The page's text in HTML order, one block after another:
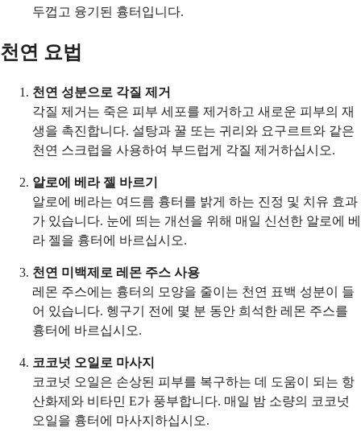
두껍고 융기된 흉터입니다.
천연 요법
천연 성분으로 각질 제거
각질 제거는 죽은 피부 세포를 제거하고 새로운 피부의 재
생을 촉진합니다. 설탕과 꿀 또는 귀리와 요구르트와 같은
천연 스크럽을 사용하여 부드럽게 각질 제거하십시오.
알로에 베라 젤 바르기
알로에 베라는 여드름 흉터를 밝게 하는 진정 및 치유 효과
가 있습니다. 눈에 띄는 개선을 위해 매일 신선한 알로에 베
라 젤을 흉터에 바르십시오.
천연 미백제로 레몬 주스 사용
레몬 주스에는 흉터의 모양을 줄이는 천연 표백 성분이 들
어 있습니다. 헹구기 전에 몇 분 동안 희석한 레몬 주스를
흉터에 바르십시오.
코코넛 오일로 마사지
코코넛 오일은 손상된 피부를 복구하는 데 도움이 되는 항
산화제와 비타민 E가 풍부합니다. 매일 밤 소량의 코코넛
오일을 흉터에 마사지하십시오.